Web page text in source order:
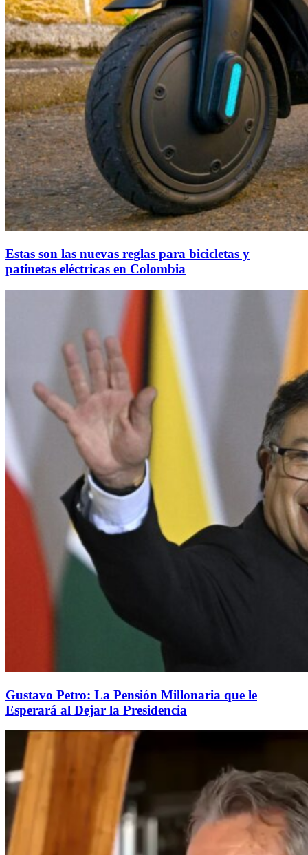
Estas son las nuevas reglas para bicicletas y
patinetas eléctricas en Colombia
Gustavo Petro: La Pensión Millonaria que le
Esperará al Dejar la Presidencia